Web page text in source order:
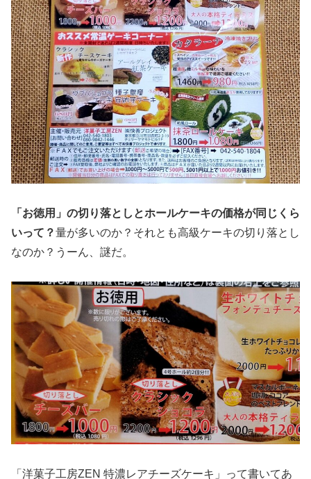
「お徳用」の切り落としとホールケーキの価格が同じくら
いって？量が多いのか？それとも高級ケーキの切り落とし
なのか？うーん、謎だ。
「洋菓子工房ZEN 特濃レアチーズケーキ」って書いてあ